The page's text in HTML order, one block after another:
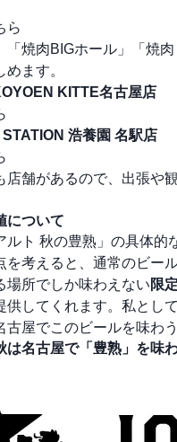
ら
「焼肉BIGホール」「焼
ます。
KITTE名古屋店
浩養園 名駅店
店舗があるので、出張や
について
ルト 秋の豊熟」の具体
を考えると、通常のビー
場所でしか味わえない限
供してくれます。私とし
古屋でこのビールを味わ
は名古屋で「豊熟」を味